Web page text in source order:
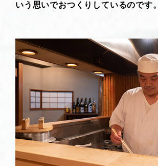
いう思いでおつくりしているのです。